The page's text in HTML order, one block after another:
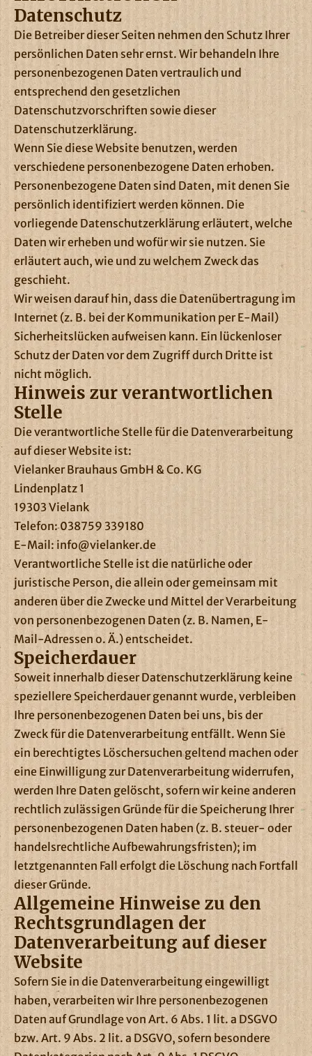
Datenschutz
Die Betreiber dieser Seiten nehmen den Schutz Ihrer
persönlichen Daten sehr ernst. Wir behandeln Ihre
personenbezogenen Daten vertraulich und
entsprechend den gesetzlichen
Datenschutzvorschriften sowie dieser
Datenschutzerklärung.
Wenn Sie diese Website benutzen, werden
verschiedene personenbezogene Daten erhoben.
Personenbezogene Daten sind Daten, mit denen Sie
persönlich identifiziert werden können. Die
vorliegende Datenschutzerklärung erläutert, welche
Daten wir erheben und wofür wir sie nutzen. Sie
erläutert auch, wie und zu welchem Zweck das
geschieht.
Wir weisen darauf hin, dass die Datenübertragung im
Internet (z. B. bei der Kommunikation per E-Mail)
Sicherheitslücken aufweisen kann. Ein lückenloser
Schutz der Daten vor dem Zugriff durch Dritte ist
nicht möglich.
Hinweis zur verantwortlichen
Stelle
Die verantwortliche Stelle für die Datenverarbeitung
auf dieser Website ist:
Vielanker Brauhaus GmbH & Co. KG
Lindenplatz 1
19303 Vielank
Telefon: 038759 339180
E-Mail: info@vielanker.de
Verantwortliche Stelle ist die natürliche oder
juristische Person, die allein oder gemeinsam mit
anderen über die Zwecke und Mittel der Verarbeitung
von personenbezogenen Daten (z. B. Namen, E-
Mail-Adressen o. Ä.) entscheidet.
Speicherdauer
Soweit innerhalb dieser Datenschutzerklärung keine
speziellere Speicherdauer genannt wurde, verbleiben
Ihre personenbezogenen Daten bei uns, bis der
Zweck für die Datenverarbeitung entfällt. Wenn Sie
ein berechtigtes Löschersuchen geltend machen oder
eine Einwilligung zur Datenverarbeitung widerrufen,
werden Ihre Daten gelöscht, sofern wir keine anderen
rechtlich zulässigen Gründe für die Speicherung Ihrer
personenbezogenen Daten haben (z. B. steuer- oder
handelsrechtliche Aufbewahrungsfristen); im
letztgenannten Fall erfolgt die Löschung nach Fortfall
dieser Gründe.
Allgemeine Hinweise zu den
Rechtsgrundlagen der
Datenverarbeitung auf dieser
Website
Sofern Sie in die Datenverarbeitung eingewilligt
haben, verarbeiten wir Ihre personenbezogenen
Daten auf Grundlage von Art. 6 Abs. 1 lit. a DSGVO
bzw. Art. 9 Abs. 2 lit. a DSGVO, sofern besondere